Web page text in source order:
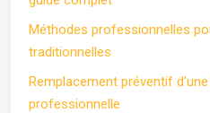
Méthodes professionnelles
traditionnelles
Remplacement préventif
professionnelle